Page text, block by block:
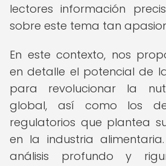
lectores información
sobre este tema tan
En este contexto, nos
en detalle el potencial de
para revolucionar la
global, así como los
regulatorios que plantea
en la industria
análisis profundo y